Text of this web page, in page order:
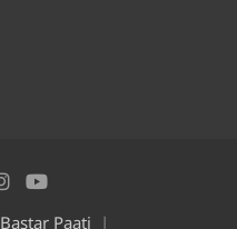
Bastar Paati